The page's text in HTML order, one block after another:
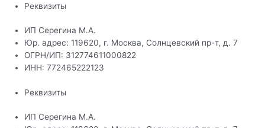
Реквизиты
ИП Серегина М.А.
Юр. адрес: 119620, г. Москва, Солнцевский пр-т, д. 7
ОГРН/ИП: 312774611000822
ИНН: 772465222123
Реквизиты
ИП Серегина М.А.